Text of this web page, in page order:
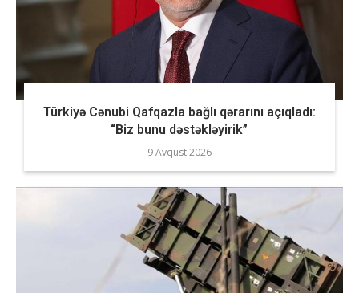
Türkiyə Cənubi Qafqazla bağlı qərarını açıqladı:
“Biz bunu dəstəkləyirik”
9 Avqust 2026